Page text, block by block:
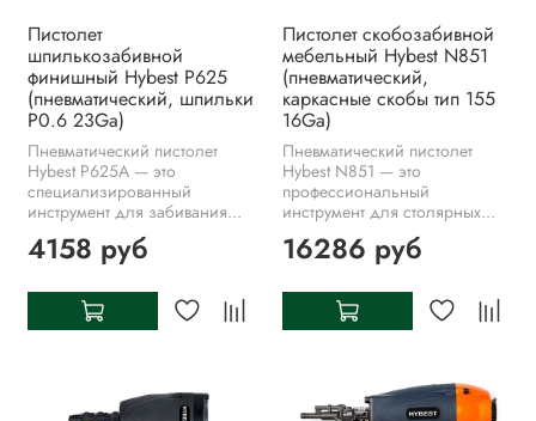
Пистолет
шпилькозабивной
финишный Hybest P625
(пневматический, шпильки
P0.6 23Ga)
Пневматический пистолет
Hybest P625A — это
специализированный
инструмент для забивания...
4158 руб
Пистолет скобозабивной
мебельный Hybest N851
(пневматический,
каркасные скобы тип 155
16Ga)
Пневматический пистолет
Hybest N851 — это
профессиональный
инструмент для столярных...
16286 руб